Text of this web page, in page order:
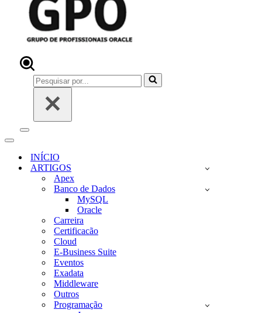
Pesquisar
por...
Menu
navegação
Menu
navegaçãoINÍCIO
ARTIGOS
Apex
Banco de Dados
MySQL
Oracle
Carreira
Certificacão
Cloud
E-Business Suite
Eventos
Exadata
Middleware
Outros
Programação